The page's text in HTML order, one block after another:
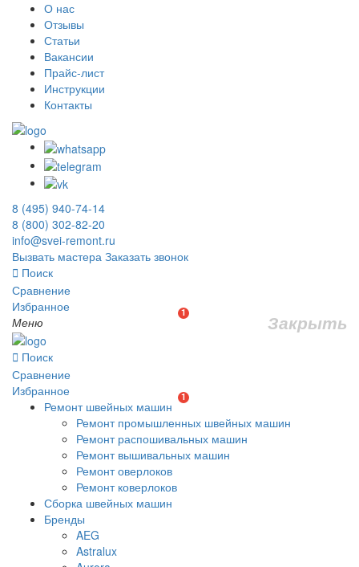
О нас
Отзывы
Статьи
Вакансии
Прайс-лист
Инструкции
Контакты
8 (495) 940-74-14
8 (800) 302-82-20
info@svei-remont.ru
Вызвать мастера Заказать звонок
Поиск
Сравнение
Избранное
1
Меню Закрыть
Поиск
Сравнение
Избранное
1
Ремонт швейных машин
Ремонт промышленных швейных машин
Ремонт распошивальных машин
Ремонт вышивальных машин
Ремонт оверлоков
Ремонт коверлоков
Сборка швейных машин
Бренды
AEG
Astralux